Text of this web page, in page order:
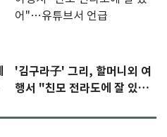
'김구라子' 그리, 할머니외 여
행서 "친모 전라도에 잘 있